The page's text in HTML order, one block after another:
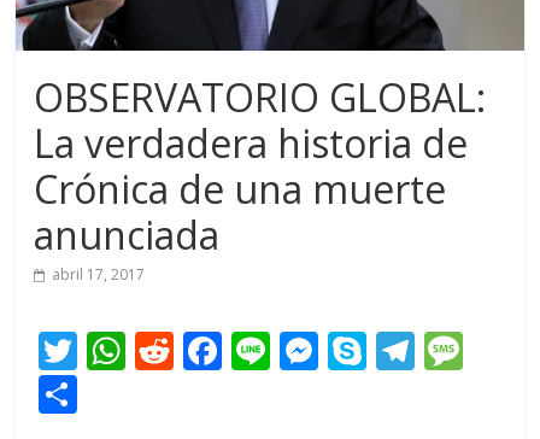
OBSERVATORIO GLOBAL:
La verdadera historia de
Crónica de una muerte
anunciada
abril 17, 2017
T W R F Li M S T